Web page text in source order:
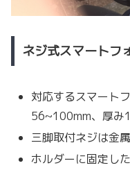
ネジ式スマートフ
対応するスマート
56~100mm、厚み
三脚取付ネジは金
ホルダーに固定し